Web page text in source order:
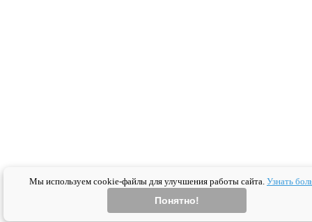
Мы используем cookie-файлы для улучшения работы сайта. Узнать
Понятно!